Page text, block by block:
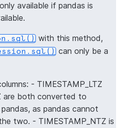
available if pandas is
with this method,
can only be a
- TIMESTAMP_LTZ
are both converted to
pandas, as pandas cannot
two. - TIMESTAMP_NTZ is